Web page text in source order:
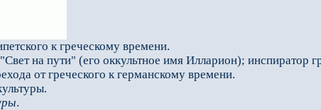
к греческому времени.
на пути" (его оккультное имя Илларион); инспиратор
от греческого к германскому времени.
.